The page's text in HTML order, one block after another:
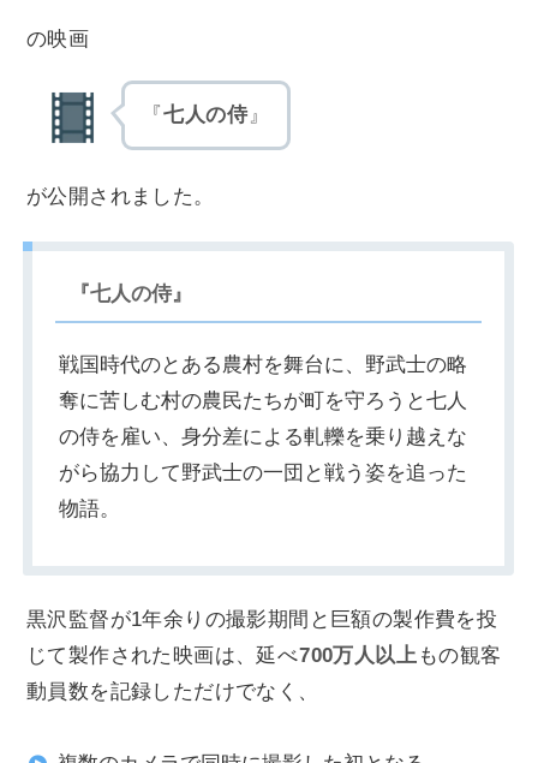
の映画
『七人の侍』
が公開されました。
『七人の侍』
戦国時代のとある農村を舞台に、野武士の略
奪に苦しむ村の農民たちが町を守ろうと七人
の侍を雇い、身分差による軋轢を乗り越えな
がら協力して野武士の一団と戦う姿を追った
物語。
黒沢監督が1年余りの撮影期間と巨額の製作費を投
じて製作された映画は、延べ700万人以上 もの観客
動員数を記録しただけでなく、